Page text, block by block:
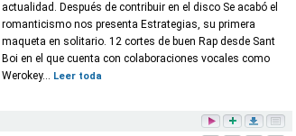
actualidad. Después de contribuir en el disco Se acabó el
romanticismo nos presenta Estrategias, su primera
maqueta en solitario. 12 cortes de buen Rap desde Sant
Boi en el que cuenta con colaboraciones vocales como
Werokey... Leer toda